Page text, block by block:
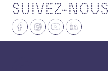
SUIVEZ-NOUS